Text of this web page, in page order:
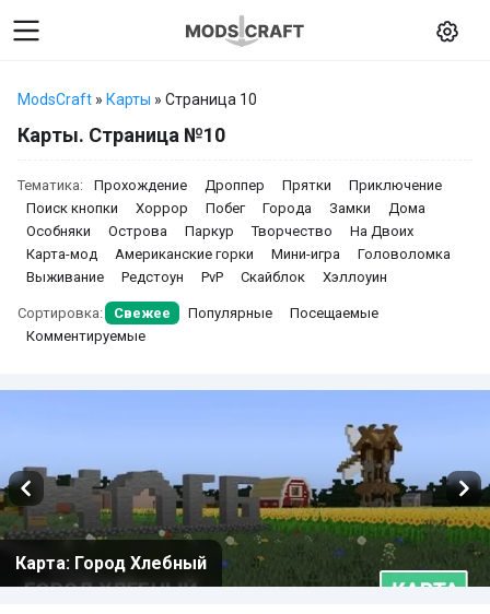
ModsCraft » Карты » Страница 10
Карты. Страница №10
Тематика: Прохождение Дроппер Прятки
Приключение
Поиск кнопки
Хоррор Побег Города Замки
Дома
Особняки
Острова Паркур Творчество
На Двоих
Карта-мод
Американские горки Мини-игра
Головоломка
Выживание
Редстоун PvP Скайблок Хэллоуин
Сортировка: Свежее Популярные
Посещаемые
Комментируемые
Карта: Город Хлебный